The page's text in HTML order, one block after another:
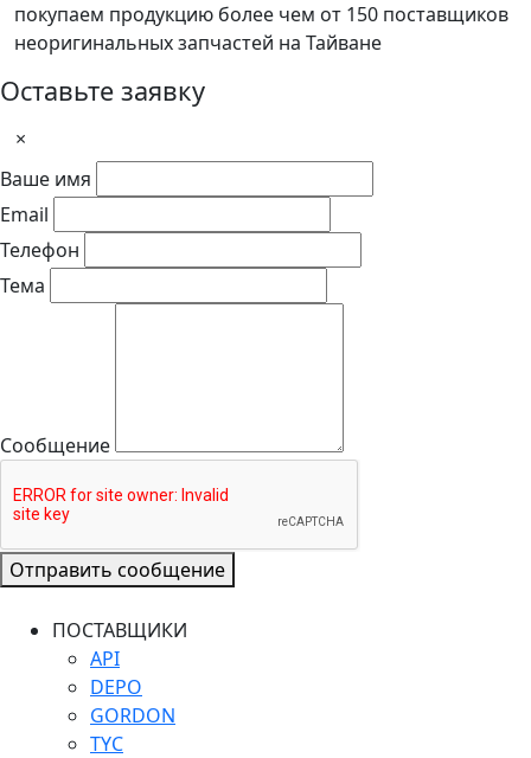
покупаем продукцию более чем от 150 поставщиков
неоригинальных запчастей на Тайване
Оставьте заявку
×
Ваше имя
Email
Телефон
Тема
Сообщение
Отправить сообщение
ПОСТАВЩИКИ
API
DEPO
GORDON
TYC